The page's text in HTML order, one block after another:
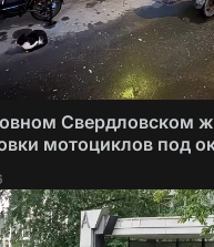
Свердловском
мотоциклов под